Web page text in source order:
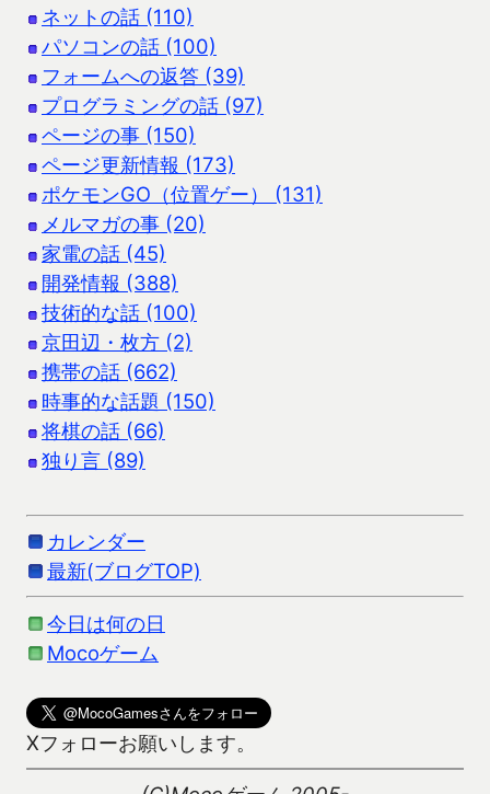
ネットの話 (110)
パソコンの話 (100)
フォームへの返答 (39)
プログラミングの話 (97)
ページの事 (150)
ページ更新情報 (173)
ポケモンGO（位置ゲー） (131)
メルマガの事 (20)
家電の話 (45)
開発情報 (388)
技術的な話 (100)
京田辺・枚方 (2)
携帯の話 (662)
時事的な話題 (150)
将棋の話 (66)
独り言 (89)
カレンダー
最新(ブログTOP)
今日は何の日
Mocoゲーム
Xフォローお願いします。